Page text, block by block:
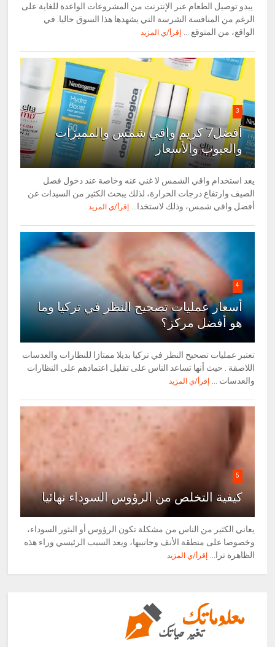
يبدو توصيل الطعام عبر الإنترنت من المشروعات الواعدة للغاية على
الرغم من المنافسة الشرسة التي يشهدها هذا السوق حاليا. في
الواقع، من المتوقع ...
إقرأ/ي المزيد
3
أفضل7 كريم واقي شمس والمميزات
والعيوب والأسعار
يعد استخدام واقي الشمس لا غني عنه وخاصة عند دخول فصل
الصيف وارتفاع درجات الحرارة، لذلك يبحث الكثير من السيدات عن
أفضل واقي شمس، وذلك لاستخدا...
إقرأ/ي المزيد
4
أسعار عمليات تصحيح النظر في تركيا وما
هو أفضل مركز؟
تعتبر عمليات تصحيح النظر في تركيا بديلا ممتازا للنظارات والعدسات
اللاصقة . حيث أنها تساعد الناس على تقليل اعتمادهم على النظارات
والعدسات ...
إقرأ/ي المزيد
5
كيفية التخلص من الرؤوس السوداء نهائيا
يعاني الكثير من الناس من مشكلة تكون الرؤوس أو البثور السوداء،
وخصوصا على منطقة الأنف وجانبيها، ويعد السبب الرئيسي وراء هذه
الظاهرة ترا...
إقرأ/ي المزيد